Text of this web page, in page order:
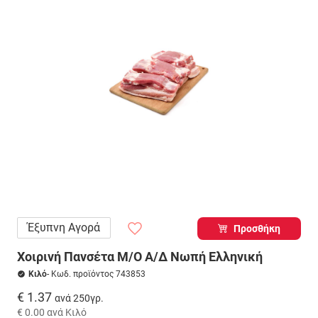
Έξυπνη Αγορά Προσθήκη
Χοιρινή Πανσέτα Μ/Ο Α/Δ Νωπή Ελληνική
Κιλό- Κωδ. προϊόντος 743853
€ 1.37 ανά 250γρ.
€ 0.00 ανά Κιλό